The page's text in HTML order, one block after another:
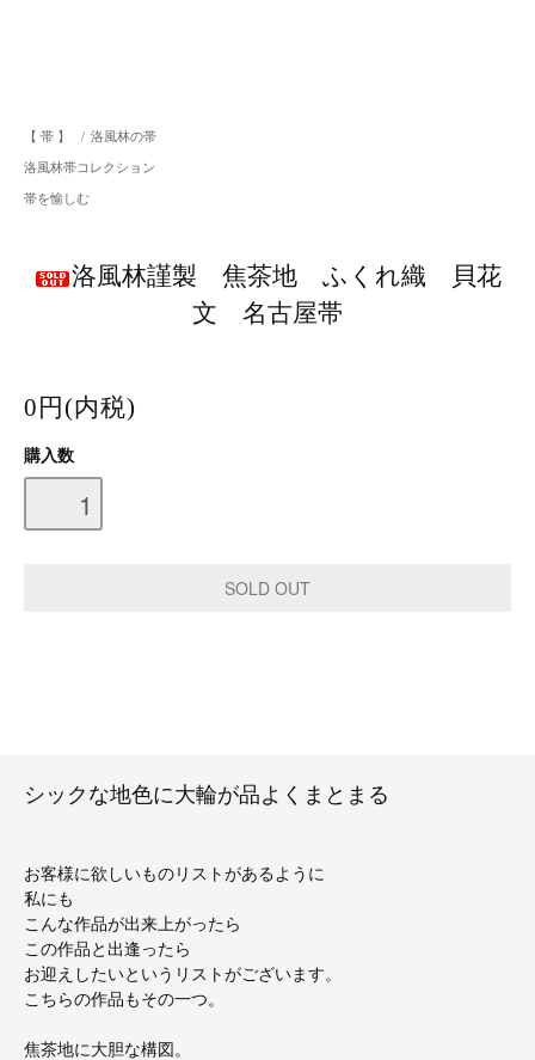
【 帯 】 / 洛風林の帯
洛風林帯コレクション
帯を愉しむ
洛風林謹製 焦茶地 ふくれ織 貝花
文 名古屋帯
0円(内税)
購入数
シックな地色に大輪が品よくまとまる
お客様に欲しいものリストがあるように
私にも
こんな作品が出来上がったら
この作品と出逢ったら
お迎えしたいというリストがございます。
こちらの作品もその一つ。
焦茶地に大胆な構図。